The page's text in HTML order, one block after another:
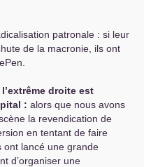
patronale : si leur
de la macronie, ils ont
droite est
: alors que nous avons
la revendication de
en tentant de faire
ont lancé une grande
d’organiser une